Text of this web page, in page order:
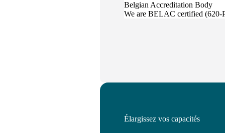
Belgian Accreditation Body
We are BELAC certified (620-
Élargissez vos capacités